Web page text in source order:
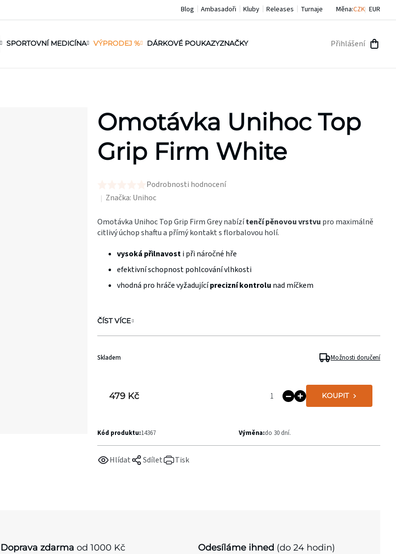
Blog Ambasadoři Kluby Releases Turnaje Měna:CZK EUR
SPORTOVNÍ MEDICÍNA VÝPRODEJ % DÁRKOVÉ POUKAZYZNAČKY Přihlášení
Omotávka Unihoc Top
Grip Firm White
hodnocení
produktu
je
hvězdiček.
Podrobnosti hodnocení
Značka: Unihoc
Omotávka Unihoc Top Grip Firm Grey nabízítenčí pěnovou vrstvu pro maximálně
citlivý úchop shaftu a přímý kontakt s florbalovou holí.
vysoká přilnavosti při náročné hře
efektivní schopnost pohlcování vlhkosti
vhodná pro hráče vyžadujícíprecizní kontrolu nad míčkem
ČÍST VÍCE
Tisk
Hlídat Sdílet
479 Kč KOUPIT
Skladem Možnosti doručení
Kód produktu:14367 Výměna:do 30 dní.
Doprava zdarma od 1000 Kč Odesíláme ihned (do 24 hodin)